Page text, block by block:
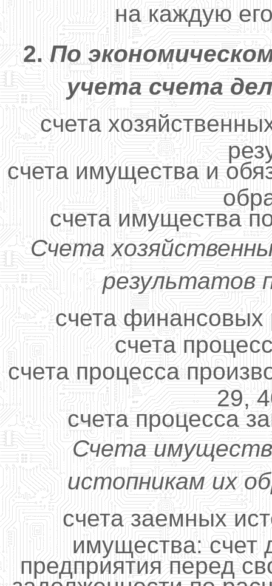
на каждую
2.По э
учета счета
счета
счета имущества и
счета имущества
Счета
результатов
счета финансовых
счета
счета процесса
29,
счета процесса
Счета
истопникам их
счета заемных
имущества: счет
предприятия перед